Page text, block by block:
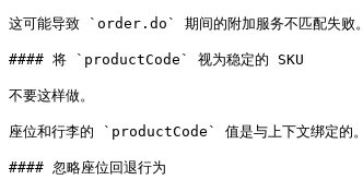
这可能导致 `order.do` 期间的附加服务不匹配失败。
#### 将 `productCode` 视为稳定的 SKU
不要这样做。
座位和行李的 `productCode` 值是与上下文绑定的。
#### 忽略座位回退行为